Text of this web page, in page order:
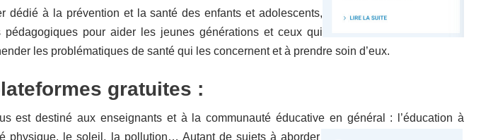
dédié à la prévention et la santé des enfants et adolescents,
pour aider les jeunes générations et ceux qui
les problématiques de santé qui les concernent et à prendre soin d’eux.
gratuites :
est destiné aux enseignants et à la communauté éducative en général : l’éducation à
physique, le soleil, la pollution… Autant de sujets à aborder